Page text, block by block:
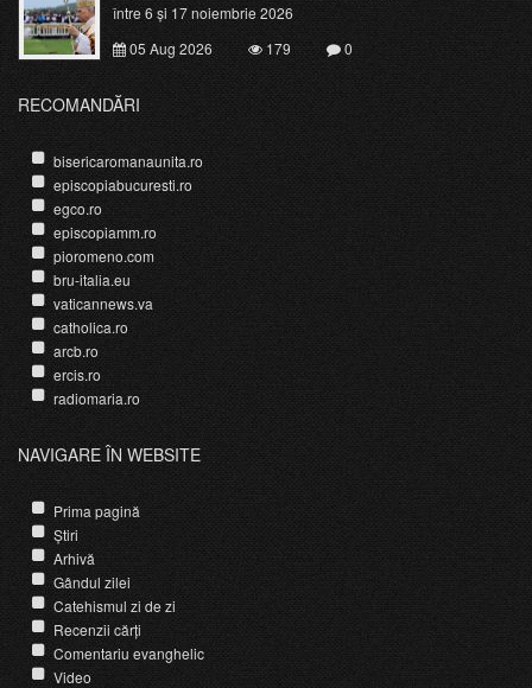
între 6 și 17 noiembrie 2026
05 Aug 2026
179 0
RECOMANDĂRI
bisericaromanaunita.ro
episcopiabucuresti.ro
egco.ro
episcopiamm.ro
pioromeno.com
bru-italia.eu
vaticannews.va
catholica.ro
arcb.ro
ercis.ro
radiomaria.ro
NAVIGARE ÎN WEBSITE
Prima pagină
Știri
Arhivă
Gândul zilei
Catehismul zi de zi
Recenzii cărți
Comentariu evanghelic
Video